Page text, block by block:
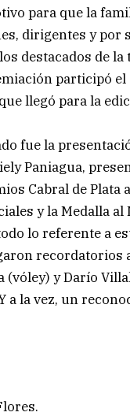
para que la
dirigentes y por
destacados de la
participó
llegó para la
fue la
Paniagua,
Cabral de
y la Medalla
lo referente a
recordatorios
(vóley) y Darío
a la vez, un